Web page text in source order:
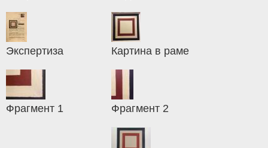
Экспертиза Картина в раме
Фрагмент 1 Фрагмент 2